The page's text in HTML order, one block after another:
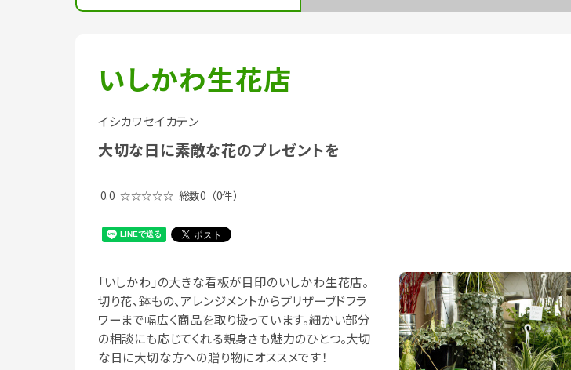
いしかわ生花店
イシカワセイカテン
大切な日に素敵な花のプレゼントを
0.0 ☆☆☆☆☆ 総数0 （0件）
「いしかわ」の大きな看板が目印のいしかわ生花店。
切り花、鉢もの、アレンジメントからプリザーブドフラ
ワーまで幅広く商品を取り扱っています。細かい部分
の相談にも応じてくれる親身さも魅力のひとつ。大切
な日に大切な方への贈り物にオススメです！